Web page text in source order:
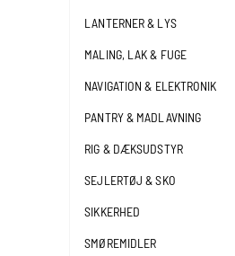
LANTERNER & LYS
MALING, LAK & FUGE
NAVIGATION & ELEKTRONIK
PANTRY & MADLAVNING
RIG & DÆKSUDSTYR
SEJLERTØJ & SKO
SIKKERHED
SMØREMIDLER